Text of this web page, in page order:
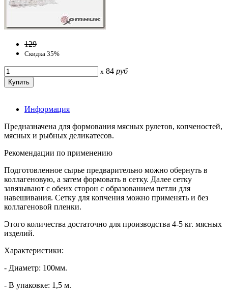
129
Скидка 35%
x 84 руб
Информация
Предназначена для формования мясных рулетов, копченостей,
мясных и рыбных деликатесов.
Рекомендации по применению
Подготовленное сырье предварительно можно обернуть в
коллагеновую, а затем формовать в сетку. Далее сетку
завязывают с обеих сторон с образованием петли для
навешивания. Сетку для копчения можно применять и без
коллагеновой пленки.
Этого количества достаточно для производства 4-5 кг. мясных
изделий.
Характеристики:
- Диаметр: 100мм.
- В упаковке: 1,5 м.